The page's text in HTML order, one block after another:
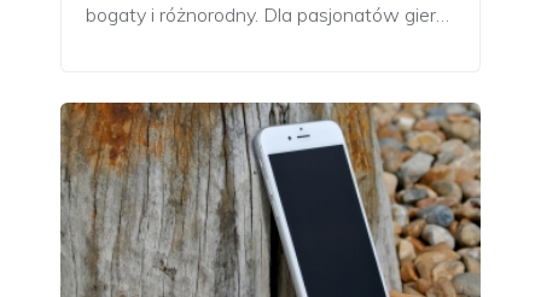
bogaty i różnorodny. Dla pasjonatów gier…